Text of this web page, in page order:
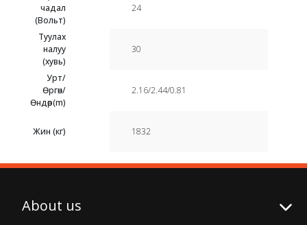
чадал
(Вольт)
24
Туулах
налуу
(хувь)
30
Урт/
Өргөн/
Өндөр(m)
2.16/2.44/0.81
Жин (кг) 1832
About us